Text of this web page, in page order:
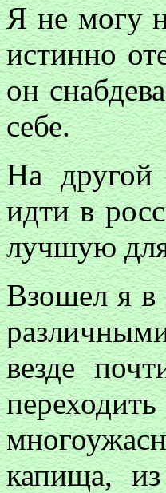
Я не могу
истинно
он
себе.
На другой
идти в
лучшую
Взошел я в
везде
капища,